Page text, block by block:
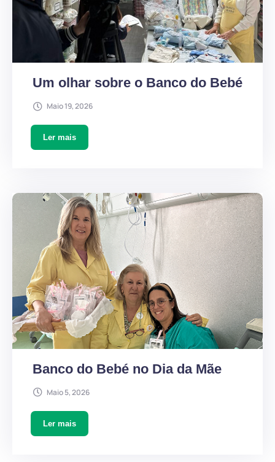
Um olhar sobre o Banco do Bebé
Maio 19, 2026
Ler mais
Banco do Bebé no Dia da Mãe
Maio 5, 2026
Ler mais